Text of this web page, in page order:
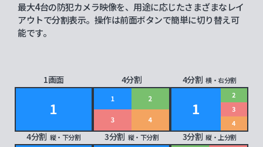
最大4台の防犯カメラ映像を、用途に応じたさまざまなレイ
アウトで分割表示。操作は前面ボタンで簡単に切り替え可
能です。
1画面 4分割 4分割 横・右分割
4分割 縦・下分割 3分割 縦・下分割 3分割 縦・上分割